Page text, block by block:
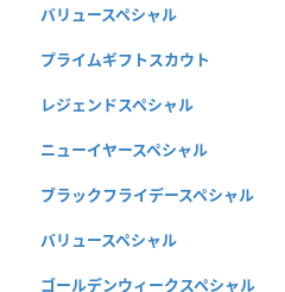
バリュースペシャル
プライムギフトスカウト
レジェンドスペシャル
ニューイヤースペシャル
ブラックフライデースペシャル
バリュースペシャル
ゴールデンウィークスペシャル